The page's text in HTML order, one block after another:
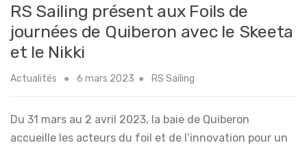
RS Sailing présent aux Foils de
journées de Quiberon avec le Skeeta
et le Nikki
Actualités 6 mars 2023 RS Sailing
Du 31 mars au 2 avril 2023, la baie de Quiberon
accueille les acteurs du foil et de l’innovation pour un